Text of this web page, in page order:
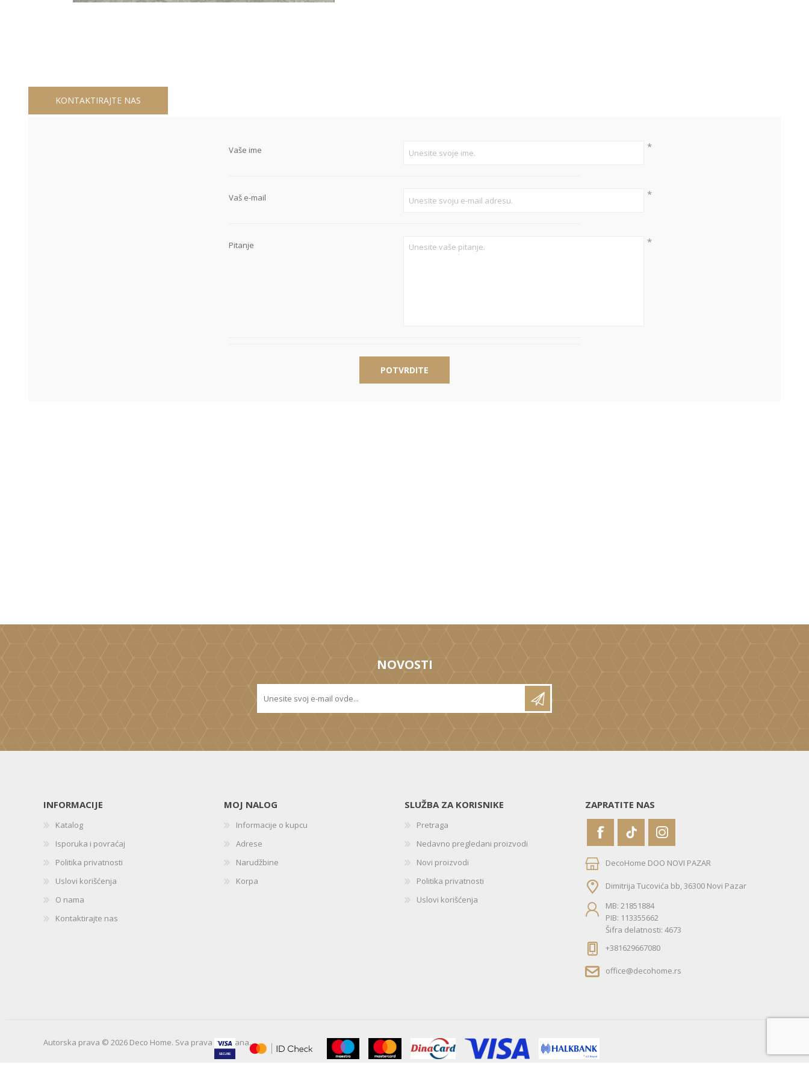
KONTAKTIRAJTE NAS
Vaše ime *
Vaš e-mail *
Pitanje *
POTVRDITE
NOVOSTI
INFORMACIJE
Katalog
Isporuka i povraćaj
Politika privatnosti
Uslovi korišćenja
O nama
Kontaktirajte nas
MOJ NALOG
Informacije o kupcu
Adrese
Narudžbine
Korpa
SLUŽBA ZA KORISNIKE
Pretraga
Nedavno pregledani proizvodi
Novi proizvodi
Politika privatnosti
Uslovi korišćenja
ZAPRATITE NAS
DecoHome DOO NOVI PAZAR
Dimitrija Tucovića bb, 36300 Novi Pazar
MB: 21851884
PIB: 113355662
Šifra delatnosti: 4673
+381629667080
office@decohome.rs
Autorska prava © 2026 Deco Home. Sva prava zadržana.